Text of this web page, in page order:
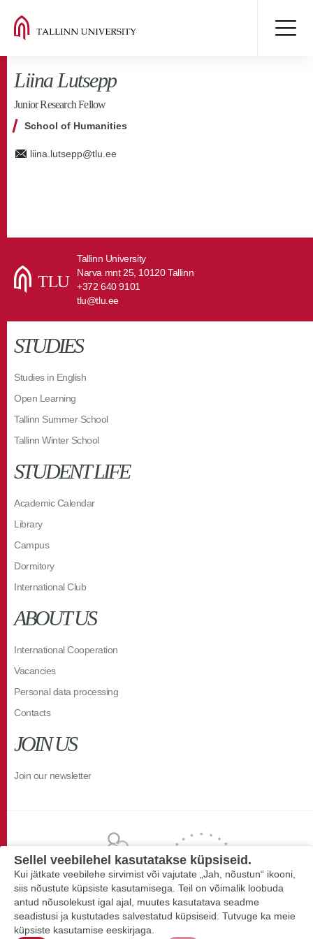
Liina Lutsepp
Junior Research Fellow
School of Humanities
liina.lutsepp@tlu.ee
Tallinn University
Narva mnt 25, 10120 Tallinn
+372 640 9101
tlu@tlu.ee
STUDIES
Studies in English
Open Learning
Tallinn Summer School
Tallinn Winter School
STUDENT LIFE
Academic Calendar
Library
Campus
Dormitory
International Club
ABOUT US
International Cooperation
Vacancies
Personal data processing
Contacts
JOIN US
Join our newsletter
Sellel veebilehel kasutatakse küpsiseid.
Kui jätkate veebilehe sirvimist või vajutate „Jah, nõustun“ ikooni,
siis nõustute küpsiste kasutamisega. Teil on võimalik loobuda
antud nõusolekust igal ajal, muutes kasutatava seadme
seadistusi ja kustutades salvestatud küpsiseid. Tutvuge ka meie
küpsiste kasutamise eeskirjaga.